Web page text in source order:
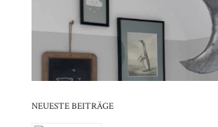
⠀⠀⠀⠀⠀⠀⠀⠀⠀⠀⠀⠀⠀⠀⠀⠀⠀⠀⠀⠀⠀⠀
NEUESTE BEITRÄGE